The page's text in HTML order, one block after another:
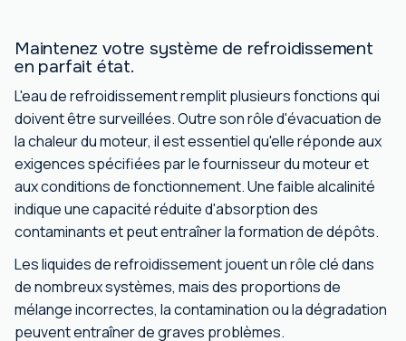
Maintenez votre système de refroidissement
en parfait état.
L'eau de refroidissement remplit plusieurs fonctions qui
doivent être surveillées. Outre son rôle d'évacuation de
la chaleur du moteur, il est essentiel qu'elle réponde aux
exigences spécifiées par le fournisseur du moteur et
aux conditions de fonctionnement. Une faible alcalinité
indique une capacité réduite d'absorption des
contaminants et peut entraîner la formation de dépôts.
Les liquides de refroidissement jouent un rôle clé dans
de nombreux systèmes, mais des proportions de
mélange incorrectes, la contamination ou la dégradation
peuvent entraîner de graves problèmes.